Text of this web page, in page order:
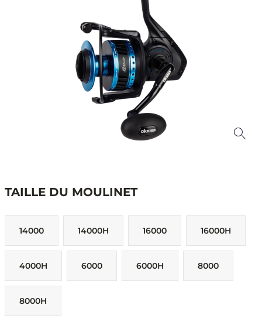
TAILLE DU MOULINET
14000 14000H 16000 16000H
4000H 6000 6000H 8000
8000H